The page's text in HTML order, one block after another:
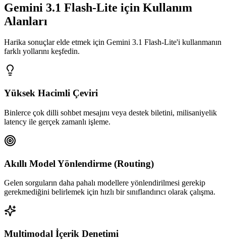
Gemini 3.1 Flash-Lite için Kullanım
Alanları
Harika sonuçlar elde etmek için Gemini 3.1 Flash-Lite'i kullanmanın
farklı yollarını keşfedin.
Yüksek Hacimli Çeviri
Binlerce çok dilli sohbet mesajını veya destek biletini, milisaniyelik
latency ile gerçek zamanlı işleme.
Akıllı Model Yönlendirme (Routing)
Gelen sorguların daha pahalı modellere yönlendirilmesi gerekip
gerekmediğini belirlemek için hızlı bir sınıflandırıcı olarak çalışma.
Multimodal İçerik Denetimi